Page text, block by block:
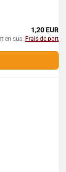
1,20 EUR
en sus. Frais de port